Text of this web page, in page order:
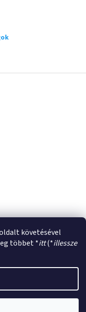
követésével
többet *itt(*illessze